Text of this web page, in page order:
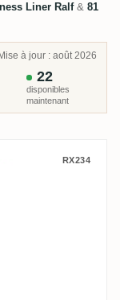
Liner Ralf& 81
Mise à jour : août 2026
disponibles
maintenant
22
RX234